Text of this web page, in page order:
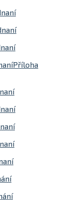
Příloha